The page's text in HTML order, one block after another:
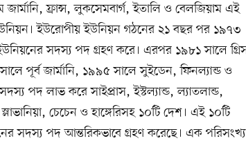
ফ্রান্স, লুকসেমবার্গ, ইতালি ও বেলজিয়াম এই
ইউরোপীয় ইউনিয়ন গঠনের ২১ বছর পর ১৯৭৩
সদস্য পদ গ্রহণ করে। এরপর ১৯৮১ সালে
পূর্ব জার্মানি, ১৯৯৫ সালে সুইডেন, ফিনল্যান্ড ও
পদ লাভ করে সাইপ্রাস, ইস্টল্যান্ড, ল্যাতলান্ড,
চেচেন ও হাঙ্গেরিসহ ১০টি দেশ। এই ১০টি
সদস্য পদ আন্তরিকভাবে গ্রহণ করেছে। এক